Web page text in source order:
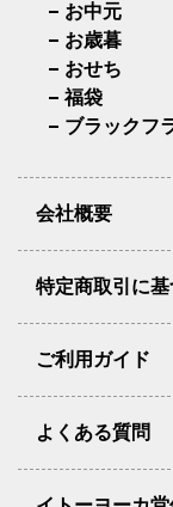
お中元
お歳暮
おせち
福袋
ブラックフ
会社概要
特定商取引に
ご利用ガイド
よくある質問